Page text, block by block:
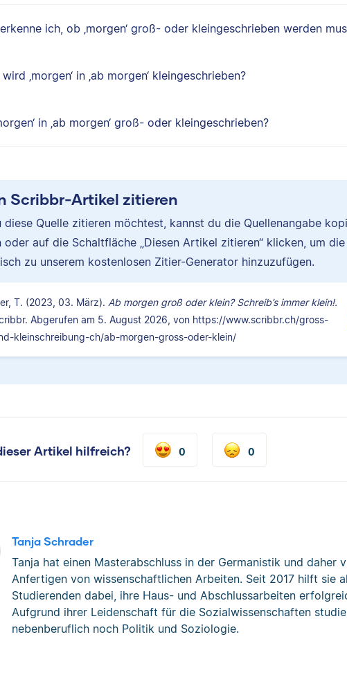
ich, ob ‚morgen‘ groß- oder kleingeschrieben werden
‚morgen‘ in ‚ab morgen‘ kleingeschrieben?
in ‚ab morgen‘ groß- oder kleingeschrieben?
Scribbr-Artikel zitieren
diese Quelle zitieren möchtest, kannst du die Quellenangabe
oder auf die Schaltfläche „Diesen Artikel zitieren“ klicken, um
zu unserem kostenlosen Zitier-Generator hinzuzufügen.
T. (2023, 03. März). Ab morgen groß oder klein? Schreib’s immer klein!.
Abgerufen am 5. August 2026, von https://www.scribbr.ch/gross-
kleinschreibung-ch/ab-morgen-gross-oder-klein/
Artikel hilfreich? 0 0
Tanja Schrader
Tanja hat einen Masterabschluss in der Germanistik und daher
Anfertigen von wissenschaftlichen Arbeiten. Seit 2017 hilft sie
Studierenden dabei, ihre Haus- und Abschlussarbeiten
Aufgrund ihrer Leidenschaft für die Sozialwissenschaften
nebenberuflich noch Politik und Soziologie.